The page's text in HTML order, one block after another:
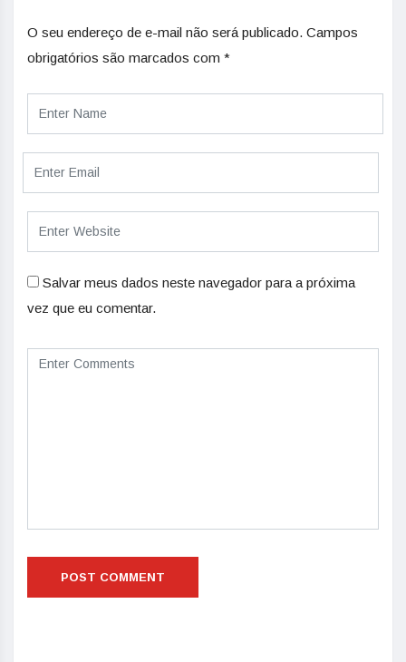
O seu endereço de e-mail não será publicado. Campos
obrigatórios são marcados com *
Salvar meus dados neste navegador para a próxima
vez que eu comentar.